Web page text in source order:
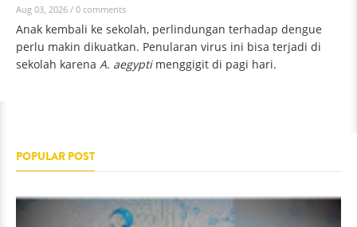
Aug 03, 2026 / 0 comments
Anak kembali ke sekolah, perlindungan terhadap dengue
perlu makin dikuatkan. Penularan virus ini bisa terjadi di
sekolah karena A. aegyptimenggigit di pagi hari.
POPULAR POST